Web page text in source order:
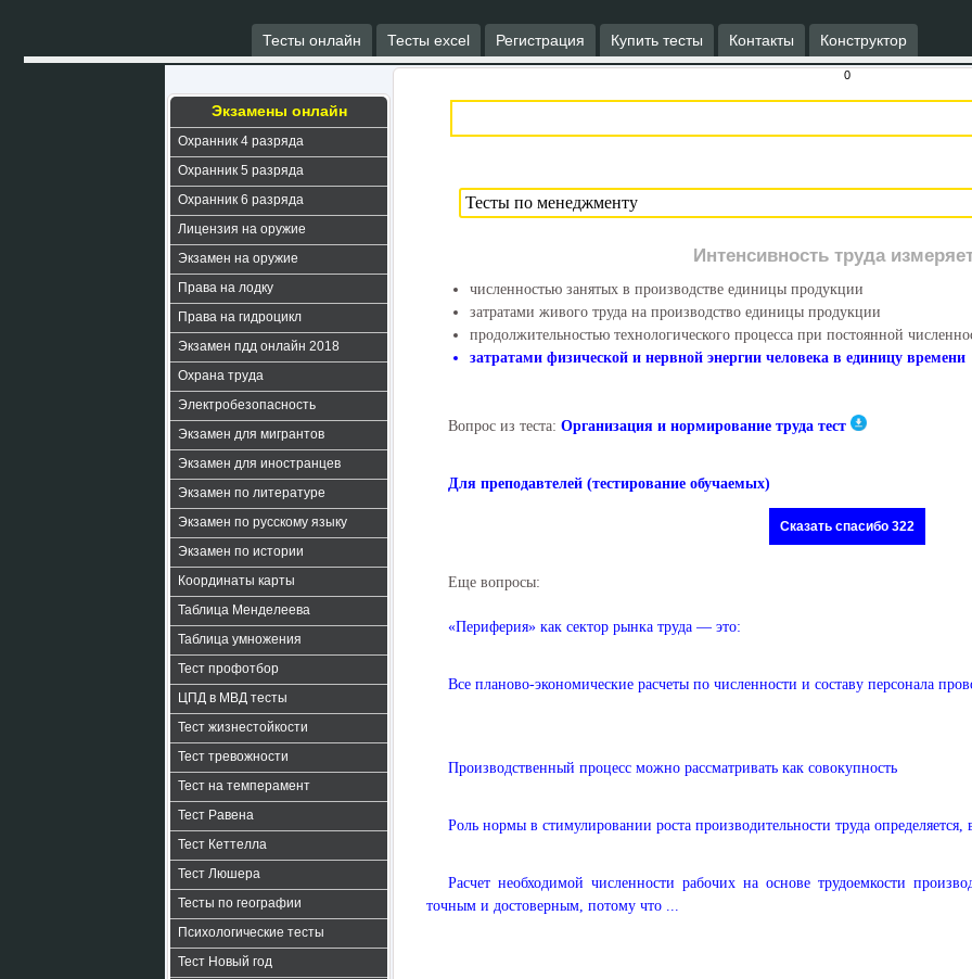
Тесты онлайн Тесты excel Регистрация Купить тесты Контакты Конструктор
Экзамены онлайн
Охранник 4 разряда
Охранник 5 разряда
Охранник 6 разряда
Лицензия на оружие
Экзамен на оружие
Права на лодку
Права на гидроцикл
Экзамен пдд онлайн 2018
Охрана труда
Электробезопасность
Экзамен для мигрантов
Экзамен для иностранцев
Экзамен по литературе
Экзамен по русскому языку
Экзамен по истории
Координаты карты
Таблица Менделеева
Таблица умножения
Тест профотбор
ЦПД в МВД тесты
Тест жизнестойкости
Тест тревожности
Тест на темперамент
Тест Равена
Тест Кеттелла
Тест Люшера
Тесты по географии
Психологические тесты
Тест Новый год
0
Интенсивность труда
численностью занятых в производстве единицы продукции
затратами живого труда на производство единицы продукции
продолжительностью технологического процесса при постоянной
затратами физической и нервной энергии человека в единицу времени
Вопрос из теста: Организация и нормирование труда тест
Для преподавтелей (тестирование обучаемых)
Сказать спасибо 322
Еще вопросы:
«Периферия» как сектор рынка труда — это:
Все планово-экономические расчеты по численности и составу персонала
Производственный процесс можно рассматривать как совокупность
Роль нормы в стимулировании роста производительности труда
Расчет необходимой численности рабочих на основе трудоемкости
точным и достоверным, потому что ...